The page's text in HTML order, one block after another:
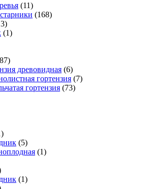
(11)
(168)
(1)
древовидная (6)
гортензия (7)
гортензия (73)
(5)
(1)
(1)